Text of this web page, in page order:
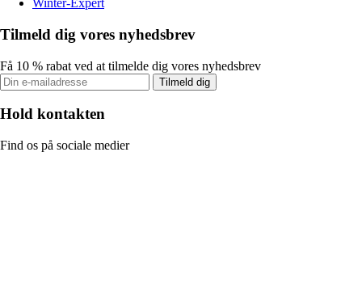
Winter-Expert
Tilmeld dig vores nyhedsbrev
Få 10 % rabat ved at tilmelde dig vores nyhedsbrev
Tilmeld dig
Hold kontakten
Find os på sociale medier